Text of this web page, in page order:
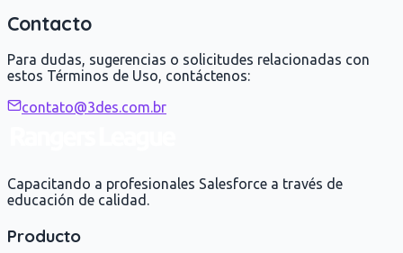
Contacto
Para dudas, sugerencias o solicitudes relacionadas con
estos Términos de Uso, contáctenos:
contato@3des.com.br
Capacitando a profesionales Salesforce a través de
educación de calidad.
Producto